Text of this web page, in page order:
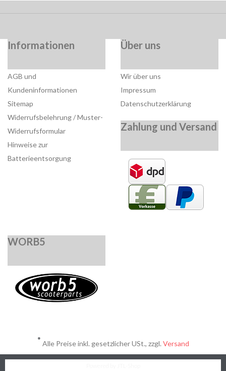
Informationen
AGB und
Kundeninformationen
Sitemap
Widerrufsbelehrung / Muster-
Widerrufsformular
Hinweise zur
Batterieentsorgung
Über uns
Wir über uns
Impressum
Datenschutzerklärung
Zahlung und Versand
WORB5
* Alle Preise inkl. gesetzlicher USt., zzgl. Versand